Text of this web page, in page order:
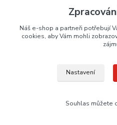
Náš e-shop a partneři potřebují
cookies, aby Vám mohli
Nastavení
Souhlas můžete